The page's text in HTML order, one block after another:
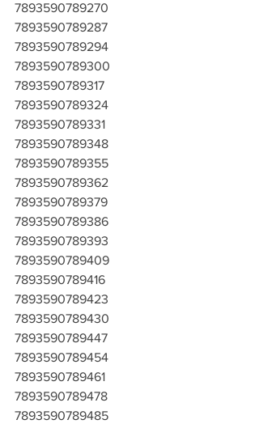
7893590789270
7893590789287
7893590789294
7893590789300
7893590789317
7893590789324
7893590789331
7893590789348
7893590789355
7893590789362
7893590789379
7893590789386
7893590789393
7893590789409
7893590789416
7893590789423
7893590789430
7893590789447
7893590789454
7893590789461
7893590789478
7893590789485